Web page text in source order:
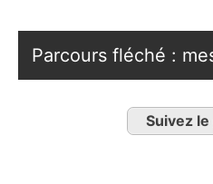
Parcours fléché :
Suivez